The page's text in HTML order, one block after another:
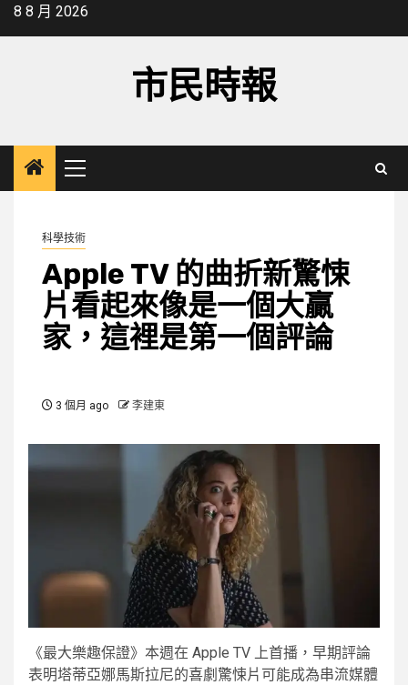
Skip8 8 月 2026
市民時報
Primary
Menu
科學技術
Apple TV 的曲折新驚悚
片看起來像是一個大贏
家，這裡是第一個評論
3 個月 ago 李建東
《最大樂趣保證》本週在 Apple TV 上首播，早期評論
表明塔蒂亞娜馬斯拉尼的喜劇驚悚片可能成為串流媒體